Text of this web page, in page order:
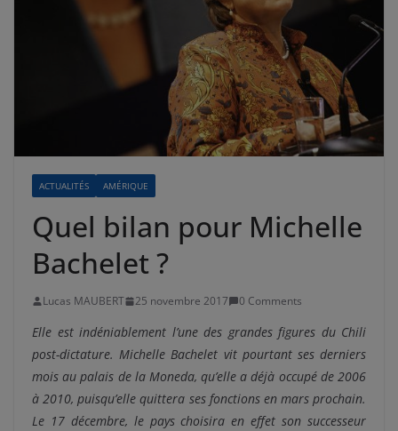
ACTUALITÉS AMÉRIQUE
Quel bilan pour Michelle
Bachelet ?
Lucas MAUBERT 25 novembre 2017 0 Comments
Elle est indéniablement l’une des grandes figures du Chili
post-dictature. Michelle Bachelet vit pourtant ses derniers
mois au palais de la Moneda, qu’elle a déjà occupé de 2006
à 2010, puisqu’elle quittera ses fonctions en mars prochain.
Le 17 décembre, le pays choisira en effet son successeur